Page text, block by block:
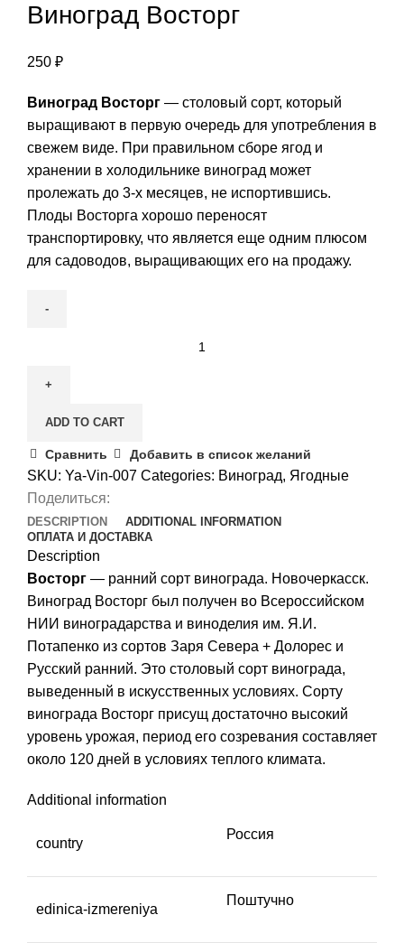
Виноград Восторг
250 ₽
Виноград Восторг — столовый сорт, который
выращивают в первую очередь для употребления в
свежем виде. При правильном сборе ягод и
хранении в холодильнике виноград может
пролежать до 3-х месяцев, не испортившись.
Плоды Восторга хорошо переносят
транспортировку, что является еще одним плюсом
для садоводов, выращивающих его на продажу.
quantity
ADD TO CART
Сравнить Добавить в список желаний
SKU: Ya-Vin-007 Categories: Виноград, Ягодные
Поделиться:
DESCRIPTION
ADDITIONAL INFORMATION
ОПЛАТА И ДОСТАВКА
Description
Восторг — ранний сорт винограда. Новочеркасск.
Виноград Восторг был получен во Всероссийском
НИИ виноградарства и виноделия им. Я.И.
Потапенко из сортов Заря Севера + Долорес и
Русский ранний. Это столовый сорт винограда,
выведенный в искусственных условиях. Сорту
винограда Восторг присущ достаточно высокий
уровень урожая, период его созревания составляет
около 120 дней в условиях теплого климата.
Additional information
country
Россия
edinica-izmereniya
Поштучно